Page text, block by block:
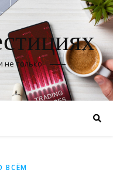
не только
ВСЁМ